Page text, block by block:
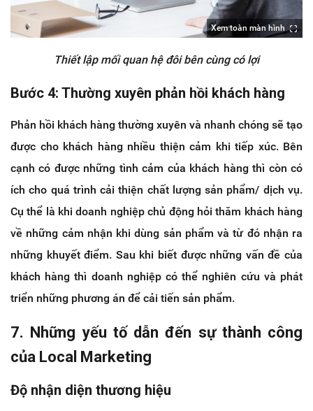
Xem toàn màn hình
Thiết lập mối quan hệ đôi bên cùng có lợi
Bước 4: Thường xuyên phản hồi khách hàng
Phản hồi khách hàng thường xuyên và nhanh chóng sẽ tạo
được cho khách hàng nhiều thiện cảm khi tiếp xúc. Bên
cạnh có được những tình cảm của khách hàng thì còn có
ích cho quá trình cải thiện chất lượng sản phẩm/ dịch vụ.
Cụ thể là khi doanh nghiệp chủ động hỏi thăm khách hàng
về những cảm nhận khi dùng sản phẩm và từ đó nhận ra
những khuyết điểm. Sau khi biết được những vấn đề của
khách hàng thì doanh nghiệp có thể nghiên cứu và phát
triển những phương án để cải tiến sản phẩm.
7. Những yếu tố dẫn đến sự thành công
của Local Marketing
Độ nhận diện thương hiệu